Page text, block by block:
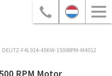
DEUTZ-F4L914-45KW-1500RPM-M4012
RPM Motor